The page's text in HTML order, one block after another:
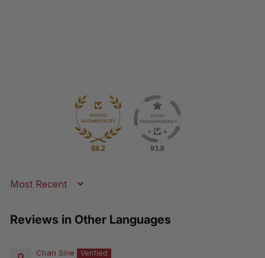
88.2 93.8
Sort by
Reviews in Other Languages
Chan Sine